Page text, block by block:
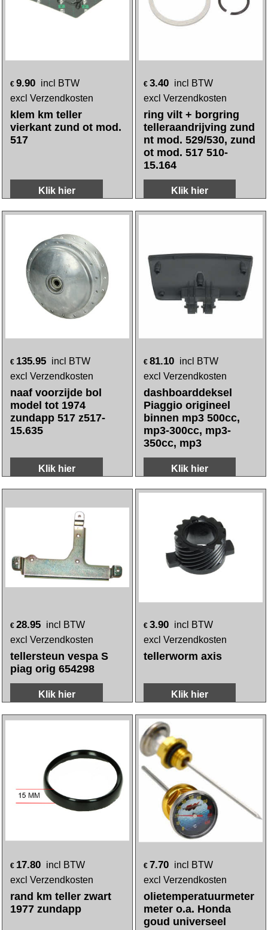
€ 9.90
incl BTW
excl Verzendkosten
klem km teller
€ 3.40 incl BTW
excl Verzendkosten
ring vilt + borgring
telleraandrijving zund
nt mod. 529/530, zund
ot mod. 517 510-
15.164
€ 135.95 incl BTW
excl Verzendkosten
zundapp 517 z517-
15.635
Klik hier
€ 81.10 incl BTW
excl Verzendkosten
dashboarddeksel
Piaggio origineel
binnen mp3 500cc,
mp3-300cc, mp3-
350cc, mp3
Klik hier
28.95
excl Verzendkosten
tellersteun vespa S
Klik hier
3.90
excl Verzendkosten
tellerworm axis
Klik hier